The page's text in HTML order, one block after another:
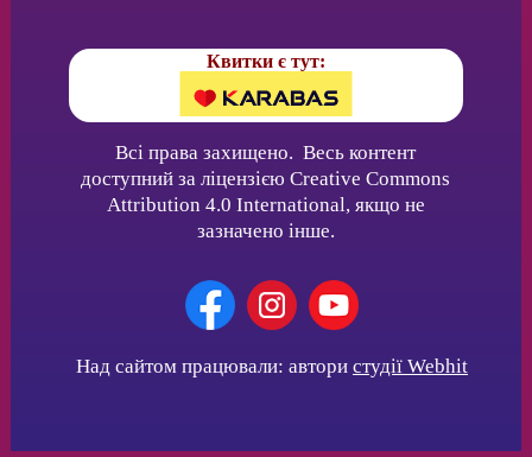
Квитки є тут:
Всі права захищено. Весь контент
доступний за ліцензією Creative Commons
Attribution 4.0 International, якщо не
зазначено інше.
Над сайтом працювали: автори студії Webhit